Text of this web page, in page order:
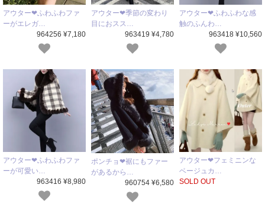
アウター❤ふわふわファ
ーがエレガ…
964256 ¥7,180
アウター❤季節の変わり
目におスス…
963419 ¥4,780
アウター❤ふわふわな感
触のふんわ…
963418 ¥10,560
アウター❤ふわふわファ
ーが可愛い…
963416 ¥8,980
ポンチョ❤裾にもファー
があるから…
960754 ¥6,580
アウター❤フェミニンな
ベージュカ…
SOLD OUT